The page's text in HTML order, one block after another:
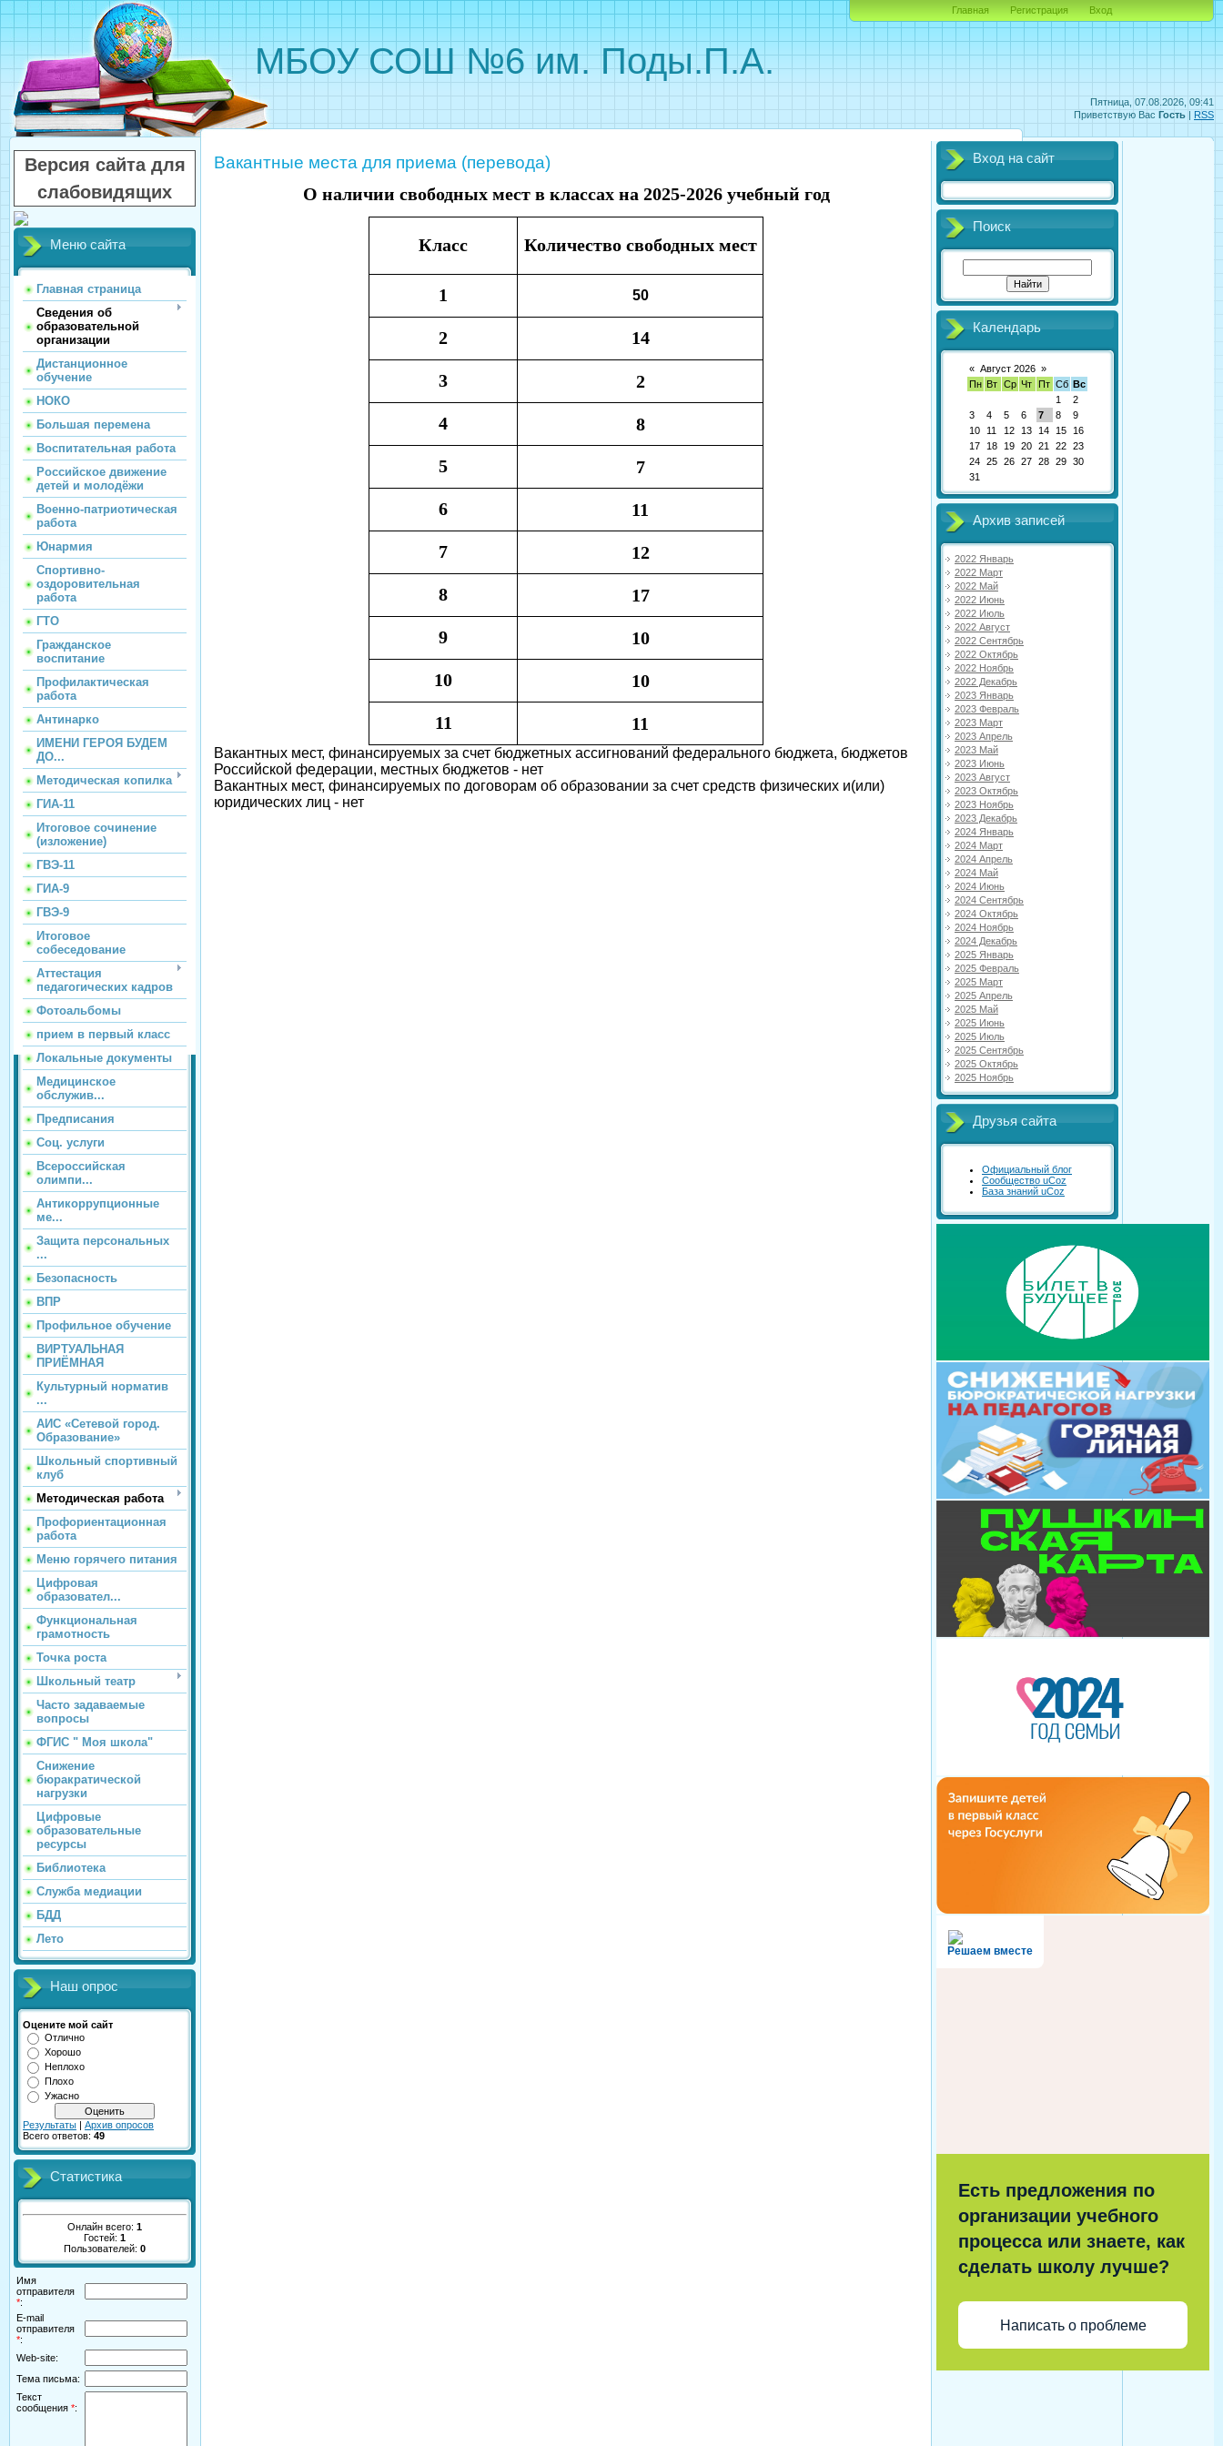
Пятница, 07.08.2026, 09:41
Приветствую Вас Гость | RSS
МБОУ СОШ №6 им. Поды.П.А.
Главная Регистрация Вход
Версия сайта для
слабовидящих
Меню сайта
Главная страница
Сведения об
образовательной
организации
Дистанционное
обучение
НОКО
Большая перемена
Воспитательная работа
Российское движение
детей и молодёжи
Военно-патриотическая
работа
Юнармия
Спортивно-
оздоровительная
работа
ГТО
Гражданское
воспитание
Профилактическая
работа
Антинарко
ИМЕНИ ГЕРОЯ БУДЕМ
ДО...
Методическая копилка
ГИА-11
Итоговое сочинение
(изложение)
ГВЭ-11
ГИА-9
ГВЭ-9
Итоговое
собеседование
Аттестация
педагогических кадров
Фотоальбомы
прием в первый класс
Локальные документы
Медицинское
обслужив...
Предписания
Соц. услуги
Всероссийская
олимпи...
Антикоррупционные
ме...
Защита персональных
...
Безопасность
ВПР
Профильное обучение
ВИРТУАЛЬНАЯ
ПРИЁМНАЯ
Культурный норматив
...
АИС «Сетевой город.
Образование»
Школьный спортивный
клуб
Методическая работа
Профориентационная
работа
Меню горячего питания
Цифровая
образовател...
Функциональная
грамотность
Точка роста
Школьный театр
Часто задаваемые
вопросы
ФГИС " Моя школа"
Снижение
бюракратической
нагрузки
Цифровые
образовательные
ресурсы
Библиотека
Служба медиации
БДД
Лето
Наш опрос
Оцените мой сайт
Отлично
Хорошо
Неплохо
Плохо
Ужасно
Результаты | Архив опросов
Всего ответов: 49
Статистика
Онлайн всего: 1
Гостей: 1
Пользователей: 0
Имя
отправителя
*:
E-mail
отправителя
*:
Web-site:
Тема письма:
Текст
сообщения *:
Вакантные места для приема (перевода)
О наличии свободных мест в классах на 2025-2026 учебный год
Класс Количество свободных мест
1 50
2 14
3 2
4 8
5 7
6 11
7 12
8 17
9 10
10 10
11 11
Вакантных мест, финансируемых за счет бюджетных ассигнований федерального бюджета, бюджетов
Российской федерации, местных бюджетов - нет
Вакантных мест, финансируемых по договорам об образовании за счет средств физических и(или)
юридических лиц - нет
Вход на сайт
Поиск
Календарь
« Август 2026 »
Пн Вт Ср Чт Пт Сб Вс
1
2
3
4 5 6 7 8
9
10
11 12 13 14 15
16
17
18 19 20 21 22 23
24 25 26 27 28 29 30
31
Архив записей
2022 Январь
2022 Март
2022 Май
2022 Июнь
2022 Июль
2022 Август
2022 Сентябрь
2022 Октябрь
2022 Ноябрь
2022 Декабрь
2023 Январь
2023 Февраль
2023 Март
2023 Апрель
2023 Май
2023 Июнь
2023 Август
2023 Октябрь
2023 Ноябрь
2023 Декабрь
2024 Январь
2024 Март
2024 Апрель
2024 Май
2024 Июнь
2024 Сентябрь
2024 Октябрь
2024 Ноябрь
2024 Декабрь
2025 Январь
2025 Февраль
2025 Март
2025 Апрель
2025 Май
2025 Июнь
2025 Июль
2025 Сентябрь
2025 Октябрь
2025 Ноябрь
Друзья сайта
Официальный блог
Сообщество uCoz
База знаний uCoz
Решаем вместе
Есть предложения по
организации учебного
процесса или знаете, как
сделать школу лучше?
Написать о проблеме